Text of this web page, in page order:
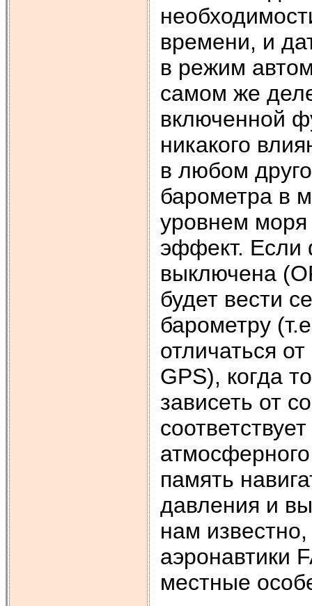
времени, и
в режим
самом же
включенной
никакого
в любом
барометра в
уровнем
эффект. Если
выключена
будет вести
барометру
отличаться
GPS), когда
зависеть от
память
давления и
нам
аэронавтики
местные